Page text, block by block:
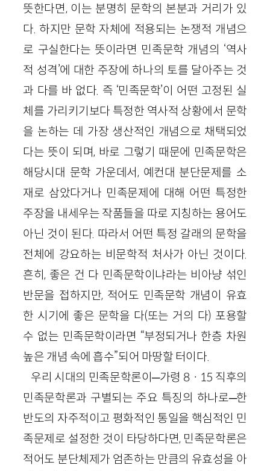
뜻한다면, 이는 분명히 문학의 본분과 거리가 있
다. 하지만 문학 자체에 적용되는 논쟁적 개념으
로 구실한다는 뜻이라면 민족문학 개념의 ‘역사
적 성격’에 대한 주장에 하나의 토를 달아주는 것
과 다를 바 없다. 즉 ‘민족문학’이 어떤 고정된 실
체를 가리키기보다 특정한 역사적 상황에서 문학
을 논하는 데 가장 생산적인 개념으로 채택되었
다는 뜻이 되며, 바로 그렇기 때문에 민족문학은
해당시대 문학 가운데서, 예컨대 분단문제를 소
재로 삼았다거나 민족문제에 대해 어떤 특정한
주장을 내세우는 작품들을 따로 지칭하는 용어도
아닌 것이 된다. 따라서 어떤 특정 갈래의 문학을
전체에 강요하는 비문학적 처사가 아닌 것이다.
흔히, 좋은 건 다 민족문학이냐라는 비아냥 섞인
반문을 접하지만, 적어도 민족문학 개념이 유효
한 시기에 좋은 문학을 다(또는 거의 다) 포용할
수 없는 민족문학이라면 “부정되거나 한층 차원
높은 개념 속에 흡수”되어 마땅할 터이다.
우리 시대의 민족문학론이─가령 8ㆍ15 직후의
민족문학론과 구별되는 주요 특징의 하나로─한
반도의 자주적이고 평화적인 통일을 핵심적인 민
족문제로 설정한 것이 타당하다면, 민족문학론은
적어도 분단체제가 엄존하는 만큼의 유효성을 아